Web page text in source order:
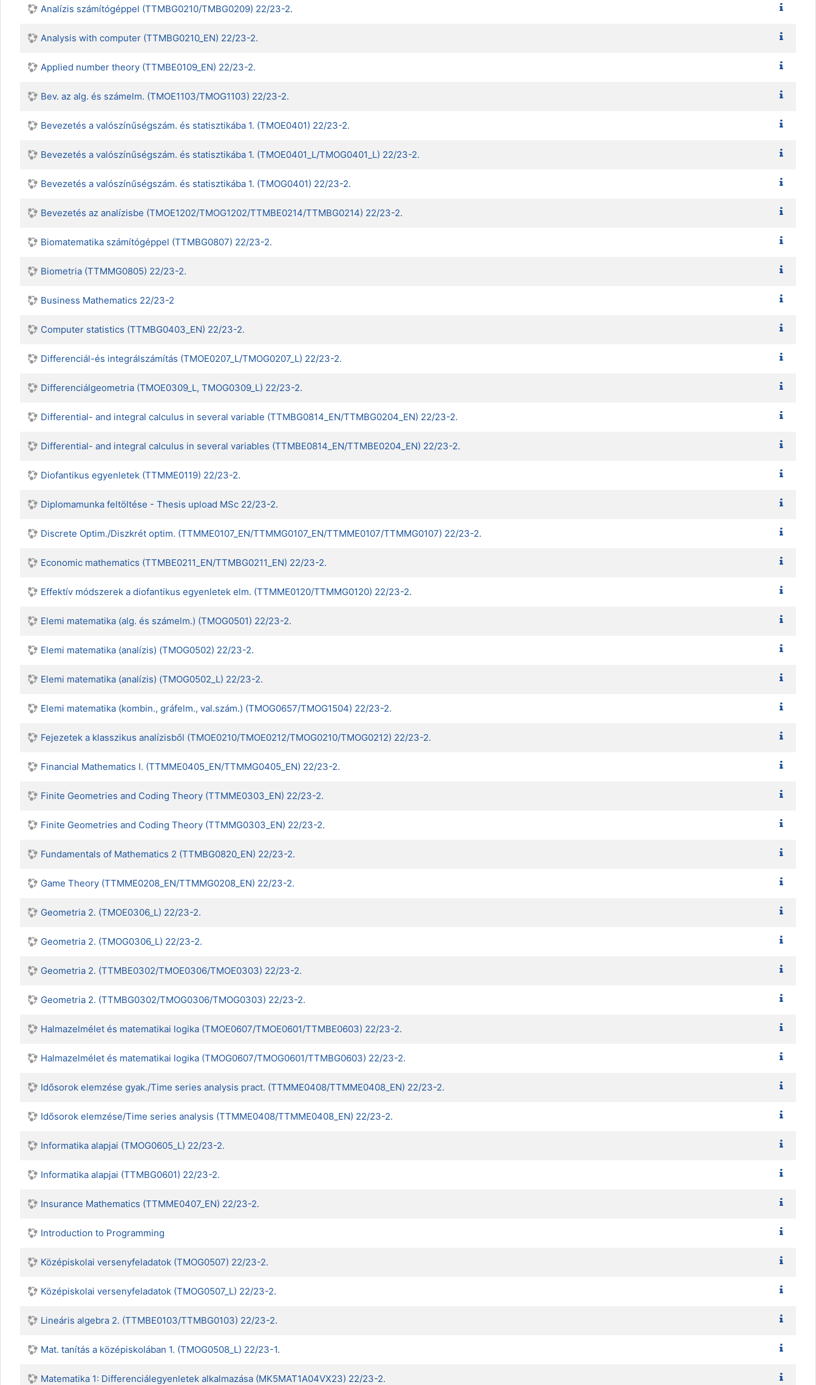
Analízis számítógéppel (TTMBG0210/TMBG0209) 22/23-2.
Analysis with computer (TTMBG0210_EN) 22/23-2.
Applied number theory (TTMBE0109_EN) 22/23-2.
Bev. az alg. és számelm. (TMOE1103/TMOG1103) 22/23-2.
Bevezetés a valószínűségszám. és statisztikába 1. (TMOE0401) 22/23-2.
Bevezetés a valószínűségszám. és statisztikába 1. (TMOE0401_L/TMOG0401_L) 22/23-2.
Bevezetés a valószínűségszám. és statisztikába 1. (TMOG0401) 22/23-2.
Bevezetés az analízisbe (TMOE1202/TMOG1202/TTMBE0214/TTMBG0214) 22/23-2.
Biomatematika számítógéppel (TTMBG0807) 22/23-2.
Biometria (TTMMG0805) 22/23-2.
Business Mathematics 22/23-2
Computer statistics (TTMBG0403_EN) 22/23-2.
Differenciál-és integrálszámítás (TMOE0207_L/TMOG0207_L) 22/23-2.
Differenciálgeometria (TMOE0309_L, TMOG0309_L) 22/23-2.
Differential- and integral calculus in several variable (TTMBG0814_EN/TTMBG0204_EN) 22/23-2.
Differential- and integral calculus in several variables (TTMBE0814_EN/TTMBE0204_EN) 22/23-2.
Diofantikus egyenletek (TTMME0119) 22/23-2.
Diplomamunka feltöltése - Thesis upload MSc 22/23-2.
Discrete Optim./Diszkrét optim. (TTMME0107_EN/TTMMG0107_EN/TTMME0107/TTMMG0107) 22/23-2.
Economic mathematics (TTMBE0211_EN/TTMBG0211_EN) 22/23-2.
Effektív módszerek a diofantikus egyenletek elm. (TTMME0120/TTMMG0120) 22/23-2.
Elemi matematika (alg. és számelm.) (TMOG0501) 22/23-2.
Elemi matematika (analízis) (TMOG0502) 22/23-2.
Elemi matematika (analízis) (TMOG0502_L) 22/23-2.
Elemi matematika (kombin., gráfelm., val.szám.) (TMOG0657/TMOG1504) 22/23-2.
Fejezetek a klasszikus analízisből (TMOE0210/TMOE0212/TMOG0210/TMOG0212) 22/23-2.
Financial Mathematics I. (TTMME0405_EN/TTMMG0405_EN) 22/23-2.
Finite Geometries and Coding Theory (TTMME0303_EN) 22/23-2.
Finite Geometries and Coding Theory (TTMMG0303_EN) 22/23-2.
Fundamentals of Mathematics 2 (TTMBG0820_EN) 22/23-2.
Game Theory (TTMME0208_EN/TTMMG0208_EN) 22/23-2.
Geometria 2. (TMOE0306_L) 22/23-2.
Geometria 2. (TMOG0306_L) 22/23-2.
Geometria 2. (TTMBE0302/TMOE0306/TMOE0303) 22/23-2.
Geometria 2. (TTMBG0302/TMOG0306/TMOG0303) 22/23-2.
Halmazelmélet és matematikai logika (TMOE0607/TMOE0601/TTMBE0603) 22/23-2.
Halmazelmélet és matematikai logika (TMOG0607/TMOG0601/TTMBG0603) 22/23-2.
Idősorok elemzése gyak./Time series analysis pract. (TTMME0408/TTMME0408_EN) 22/23-2.
Idősorok elemzése/Time series analysis (TTMME0408/TTMME0408_EN) 22/23-2.
Informatika alapjai (TMOG0605_L) 22/23-2.
Informatika alapjai (TTMBG0601) 22/23-2.
Insurance Mathematics (TTMME0407_EN) 22/23-2.
Introduction to Programming
Középiskolai versenyfeladatok (TMOG0507) 22/23-2.
Középiskolai versenyfeladatok (TMOG0507_L) 22/23-2.
Lineáris algebra 2. (TTMBE0103/TTMBG0103) 22/23-2.
Mat. tanítás a középiskolában 1. (TMOG0508_L) 22/23-1.
Matematika 1: Differenciálegyenletek alkalmazása (MK5MAT1A04VX23) 22/23-2.